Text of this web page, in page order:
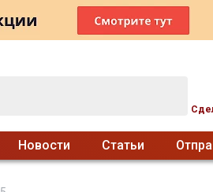
Новости Статьи